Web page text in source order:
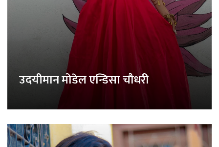
उदयीमान मोडेल एन्डिसा चौधरी